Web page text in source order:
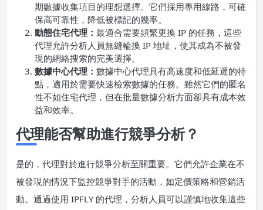
期數據收集項目的理想選擇。它們採用專用線路，可確
保高可靠性，降低被標記的幾率。
動態住宅代理： 最適合需要頻繁更換 IP 的任務，這些
代理允許分析人員無縫輪換 IP 地址，使其成為不被發
現的網絡搜索的完美選擇。
數據中心代理： 數據中心代理具有高速度和低延遲的特
點，適用於需要快速檢索數據的任務。雖然它們的匿名
性不如住宅代理，但在批量數據分析方面卻具有成本效
益和效率。
代理能否幫助進行競爭分析？
是的，代理對於進行競爭分析至關重要。它們允許企業在不
被發現的情況下監控競爭對手的活動，如定價策略和營銷活
動。通過使用 IPFLY 的代理，分析人員可以謹慎地收集這些